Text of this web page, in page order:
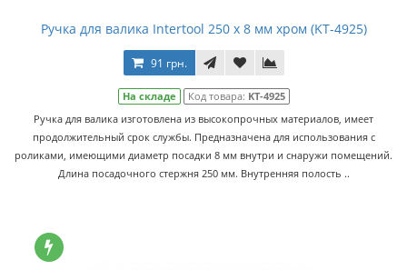
Ручка для валика Intertool 250 x 8 мм хром (KT-4925)
91 грн.
На складе Код товара: KT-4925
Ручка для валика изготовлена из высокопрочных материалов, имеет
продолжительный срок службы. Предназначена для использования с
роликами, имеющими диаметр посадки 8 мм внутри и снаружи помещений.
Длина посадочного стержня 250 мм. Внутренняя полость ..